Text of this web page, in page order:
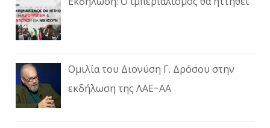
Ομιλία του Διονύση Γ. Δρόσου στην
εκδήλωση της ΛΑΕ-ΑΑ